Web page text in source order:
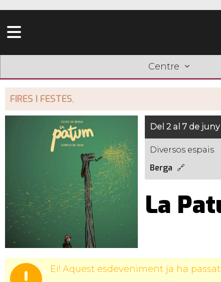
Centre
FIRES I FESTES,
Del 2 al 7 de juny
Diversos espais
Berga
La
Ei! Aquest esdeveniment ja ha